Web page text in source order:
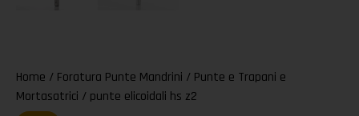
Home / Foratura Punte Mandrini / Punte e Trapani e
Mortasatrici / punte elicoidali hs z2